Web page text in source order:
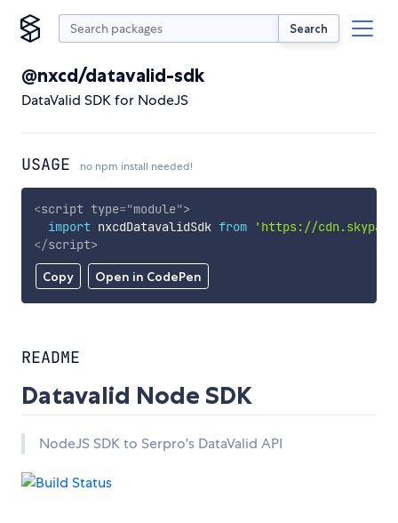
Search
@nxcd/datavalid-sdk
DataValid SDK for NodeJS
USAGE no npm install needed!
Copy Open in CodePen
<script type="module">
import nxcdDatavalidSdk from
'https://
</script>
README
Datavalid Node SDK
NodeJS SDK to Serpro's DataValid API